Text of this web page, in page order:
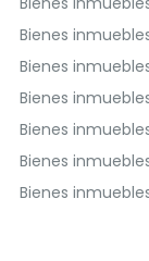
Bienes
Bienes
Bienes
Bienes
Bienes
Bienes